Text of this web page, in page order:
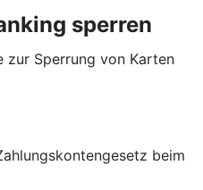
sperren
zur Sperrung von Karten
beim